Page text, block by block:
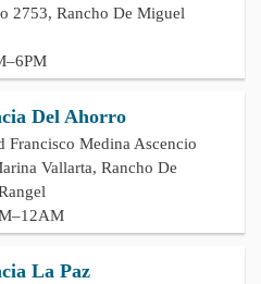
2753, Rancho De Miguel
Del Ahorro
Francisco Medina Ascencio
Vallarta, Rancho De
La Paz